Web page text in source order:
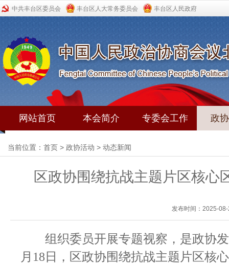
中共丰台区委员会 丰台区人大常务委员会 丰台区人民政府
网站首页 本会简介 专委会工作 政
当前位置： 首页 > 政协活动 > 动态新闻
区政协围绕抗战主题片区核心
发布时间：2025-
组织委员开展专题视察，是政协
月18日，区政协围绕抗战主题片区核